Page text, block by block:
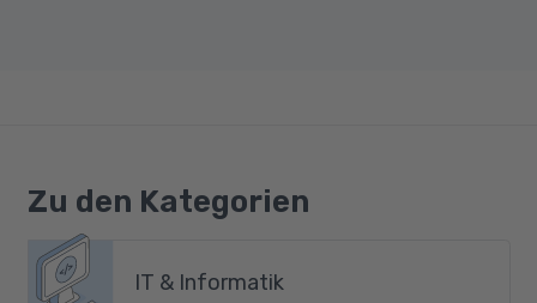
Zu den Kategorien
IT & Informatik